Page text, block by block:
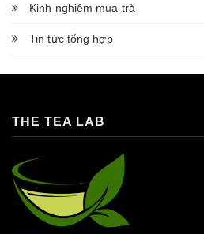
Kinh nghiệm mua trà
Tin tức tổng hợp
THE TEA LAB